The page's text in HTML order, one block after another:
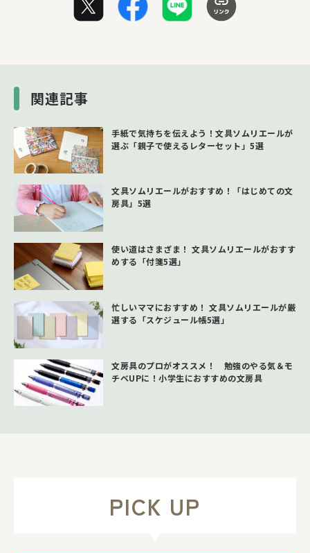
関連記事
手紙で気持ちを伝えよう！文具ソムリエールが
選ぶ「親子で使えるレターセット」5選
文具ソムリエールがおすすめ！「はじめての文
房具」5選
使い道はさまざま！ 文具ソムリエールがおすす
めする「付箋5選」
忙しいママにおすすめ！ 文具ソムリエールが厳
選する「スケジュール帳5選」
文房具のプロがオススメ！ 勉強のやる気＆モ
チベUPに！小学生におすすめの文房具
PICK UP